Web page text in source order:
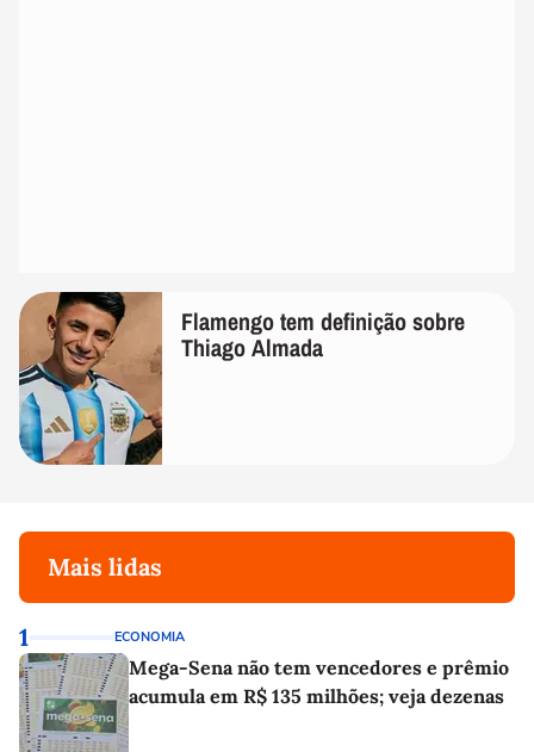
Flamengo tem definição sobre
Thiago Almada
Mais lidas
1 ECONOMIA
Mega-Sena não tem vencedores e prêmio
acumula em R$ 135 milhões; veja dezenas